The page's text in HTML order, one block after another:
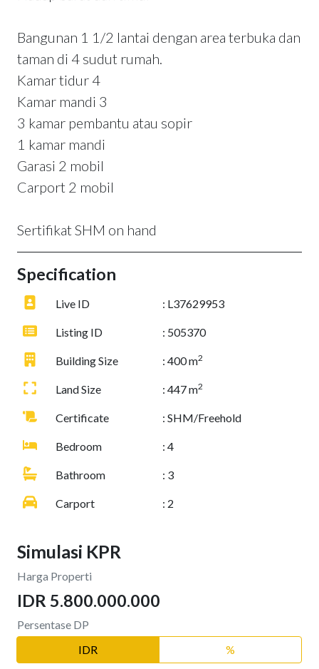
Bangunan 1 1/2 lantai dengan area terbuka dan
taman di 4 sudut rumah.
Kamar tidur 4
Kamar mandi 3
3 kamar pembantu atau sopir
1 kamar mandi
Garasi 2 mobil
Carport 2 mobil
Sertifikat SHM on hand
Specification
Live ID : L37629953
Listing ID : 505370
Building Size : 400 m2
Land Size : 447 m2
Certificate : SHM/Freehold
Bedroom : 4
Bathroom : 3
Carport : 2
Simulasi KPR
Harga Properti
IDR 5.800.000.000
Persentase DP
IDR
%